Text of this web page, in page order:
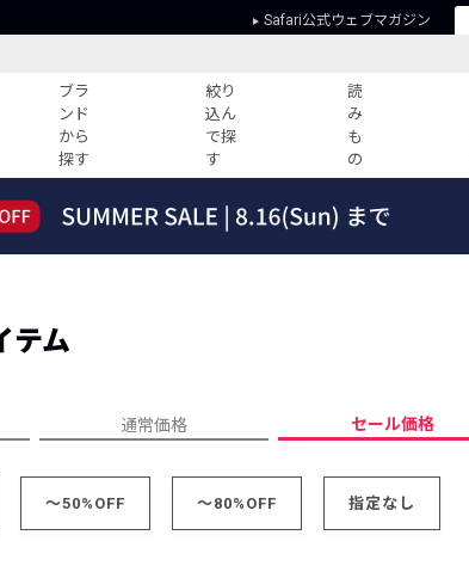
Safari公式ウェブマガジン
ブラ
ンド
から
探す
絞り
込ん
で探
す
読
み
も
の
すべての記事
ーデ紹介
人気記事ランキング
ウィークリーコーデ
プライバシーポリシー
テム
通常価格 セール価格
～50%OFF ～80%OFF 指定なし